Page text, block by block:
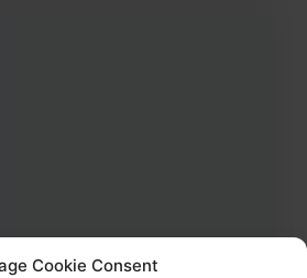
Cookie Consent